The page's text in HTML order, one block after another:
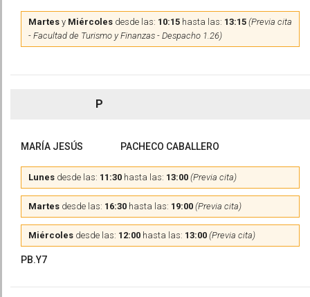
Martes y Miércoles desde las: 10:15 hasta las: 13:15 (Previa cita
- Facultad de Turismo y Finanzas - Despacho 1.26)
P
MARÍA JESÚS PACHECO CABALLERO
Lunes desde las: 11:30 hasta las: 13:00 (Previa cita)
Martes desde las: 16:30 hasta las: 19:00 (Previa cita)
Miércoles desde las: 12:00 hasta las: 13:00 (Previa cita)
PB.Y7